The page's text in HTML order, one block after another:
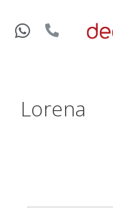
Lorena